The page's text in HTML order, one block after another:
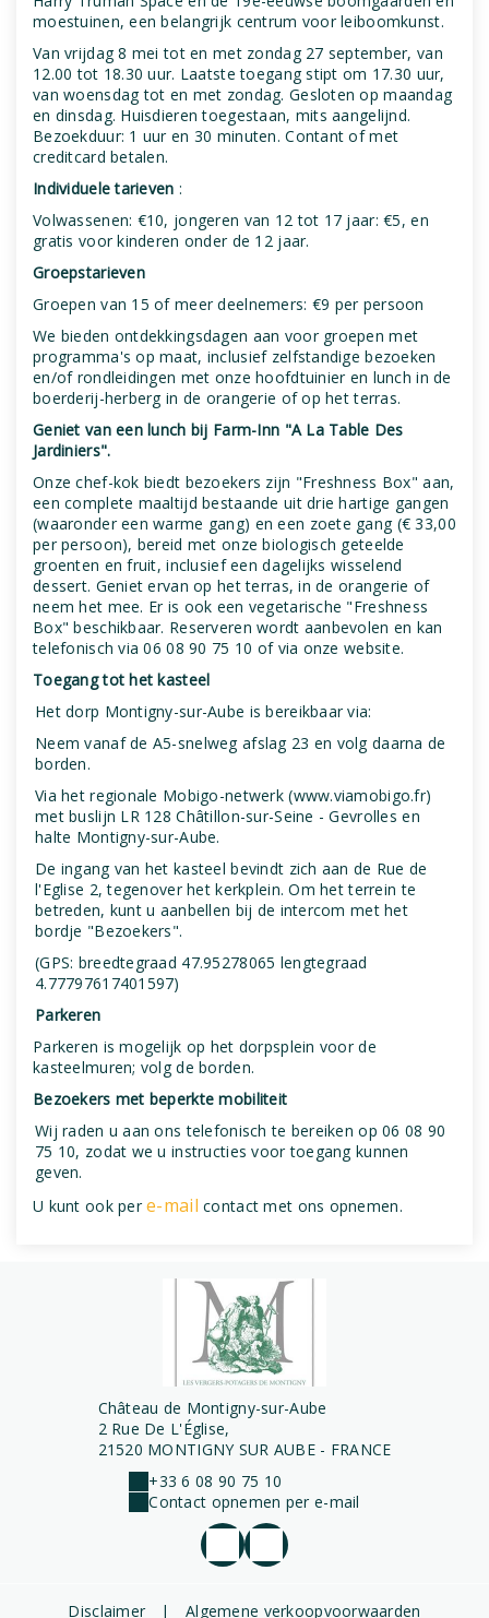
moestuinen, een belangrijk centrum voor leiboomkunst.
Van vrijdag 8 mei tot en met zondag 27 september, van
12.00 tot 18.30 uur. Laatste toegang stipt om 17.30 uur,
van woensdag tot en met zondag. Gesloten op maandag
en dinsdag. Huisdieren toegestaan, mits aangelijnd.
Bezoekduur: 1 uur en 30 minuten. Contant of met
creditcard betalen.
Individuele tarieven :
Volwassenen: €10, jongeren van 12 tot 17 jaar: €5, en
gratis voor kinderen onder de 12 jaar.
Groepstarieven
Groepen van 15 of meer deelnemers: €9 per persoon
We bieden ontdekkingsdagen aan voor groepen met
programma's op maat, inclusief zelfstandige bezoeken
en/of rondleidingen met onze hoofdtuinier en lunch in de
boerderij-herberg in de orangerie of op het terras.
Geniet van een lunch bij Farm-Inn "A La Table Des
Jardiniers".
Onze chef-kok biedt bezoekers zijn "Freshness Box" aan,
een complete maaltijd bestaande uit drie hartige gangen
(waaronder een warme gang) en een zoete gang (€ 33,00
per persoon), bereid met onze biologisch geteelde
groenten en fruit, inclusief een dagelijks wisselend
dessert. Geniet ervan op het terras, in de orangerie of
neem het mee. Er is ook een vegetarische "Freshness
Box" beschikbaar. Reserveren wordt aanbevolen en kan
telefonisch via 06 08 90 75 10 of via onze website.
Toegang tot het kasteel
Het dorp Montigny-sur-Aube is bereikbaar via:
Neem vanaf de A5-snelweg afslag 23 en volg daarna de
borden.
Via het regionale Mobigo-netwerk (www.viamobigo.fr)
met buslijn LR 128 Châtillon-sur-Seine - Gevrolles en
halte Montigny-sur-Aube.
De ingang van het kasteel bevindt zich aan de Rue de
l'Eglise 2, tegenover het kerkplein. Om het terrein te
betreden, kunt u aanbellen bij de intercom met het
bordje "Bezoekers".
(GPS: breedtegraad 47.95278065 lengtegraad
4.77797617401597)
Parkeren
Parkeren is mogelijk op het dorpsplein voor de
kasteelmuren; volg de borden.
Bezoekers met beperkte mobiliteit
Wij raden u aan ons telefonisch te bereiken op 06 08 90
75 10, zodat we u instructies voor toegang kunnen
geven.
U kunt ook pere-mail contact met ons opnemen.
Château de Montigny-sur-Aube
2 Rue De L'Église,
21520 MONTIGNY SUR AUBE - FRANCE
+33 6 08 90 75 10
Contact opnemen per e-mail
Disclaimer | Algemene verkoopvoorwaarden